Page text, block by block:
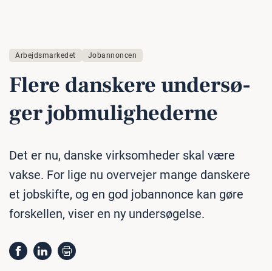
Arbejdsmarkedet Jobannoncen
Flere danskere un­der­sø­
ger job­mu­lig­he­der­ne
Det er nu, danske virksomheder skal være
vakse. For lige nu overvejer mange danskere
et jobskifte, og en god jobannonce kan gøre
forskellen, viser en ny undersøgelse.